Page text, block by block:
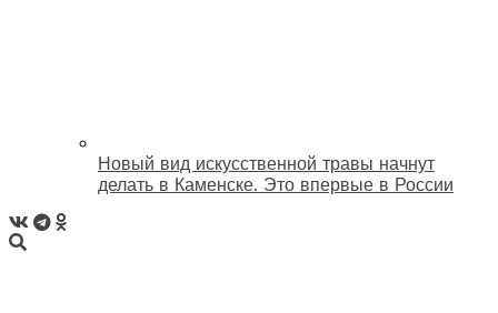
Новый вид искусственной травы начнут
делать в Каменске. Это впервые в России